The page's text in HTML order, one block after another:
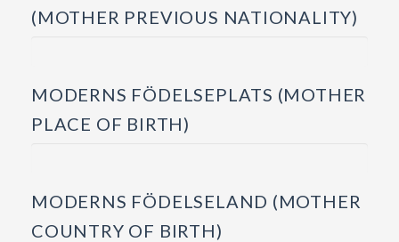
(MOTHER PREVIOUS NATIONALITY)
MODERNS FÖDELSEPLATS (MOTHER
PLACE OF BIRTH)
MODERNS FÖDELSELAND (MOTHER
COUNTRY OF BIRTH)